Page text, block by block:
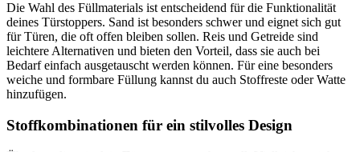
Die Wahl des Füllmaterials ist entscheidend für die Funktionalität
deines Türstoppers. Sand ist besonders schwer und eignet sich gut
für Türen, die oft offen bleiben sollen. Reis und Getreide sind
leichtere Alternativen und bieten den Vorteil, dass sie auch bei
Bedarf einfach ausgetauscht werden können. Für eine besonders
weiche und formbare Füllung kannst du auch Stoffreste oder Watte
hinzufügen.
Stoffkombinationen für ein stilvolles Design